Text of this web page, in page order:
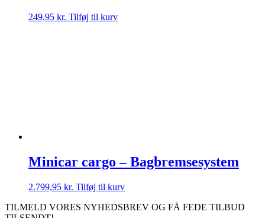
249,95 kr. Tilføj til kurv
Minicar cargo – Bagbremsesystem
2.799,95 kr. Tilføj til kurv
TILMELD VORES NYHEDSBREV OG FÅ FEDE TILBUD